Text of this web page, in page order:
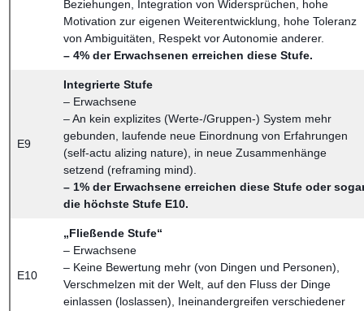
Beziehungen, Integration von Widersprüchen, hohe
Motivation zur eigenen Weiterentwicklung, hohe Toleranz
von Ambiguitäten, Respekt vor Autonomie anderer.
– 4% der Erwachsenen erreichen diese Stufe.
E9
Integrierte Stufe
– Erwachsene
– An kein explizites (Werte-/Gruppen-) System mehr
gebunden, laufende neue Einordnung von Erfahrungen
(self-actu alizing nature), in neue Zusammenhänge
setzend (reframing mind).
– 1% der Erwachsene erreichen diese Stufe oder
die höchste Stufe E10.
E10
„Fließende Stufe“
– Erwachsene
– Keine Bewertung mehr (von Dingen und Personen),
Verschmelzen mit der Welt, auf den Fluss der Dinge
einlassen (loslassen), Ineinandergreifen verschiedener